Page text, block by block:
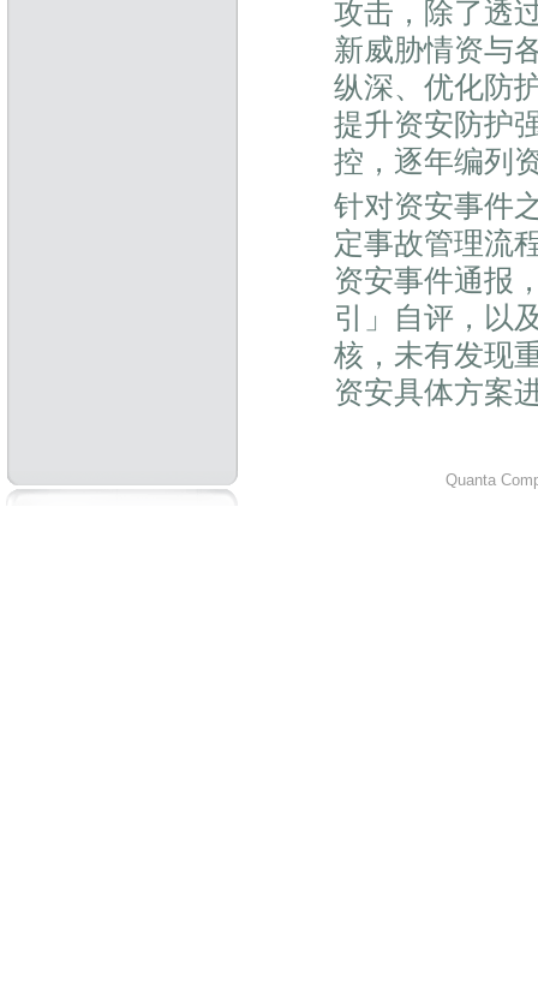
攻击，除了透
新威胁情资与
纵深、优化防
提升资安防护
控，逐年编列
针对资安事件
定事故管理流
资安事件通报
引」自评，以
核，未有发现
资安具体方案
Quanta